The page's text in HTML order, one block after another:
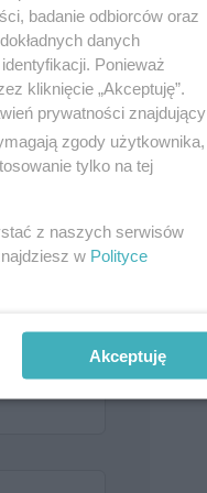
te
badanie odbiorców oraz
danych
Ponieważ
kliknięcie „Akceptuję”.
prywatności znajdujący
zgody użytkownika,
tylko na tej
z naszych serwisów
w Polityce
Akceptuję